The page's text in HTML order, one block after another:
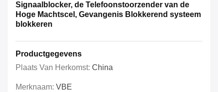
Signaalblocker, de Telefoonstoorzender van de
Hoge Machtscel, Gevangenis Blokkerend systeem
blokkeren
Productgegevens
Plaats Van Herkomst: China
Merknaam: VBE